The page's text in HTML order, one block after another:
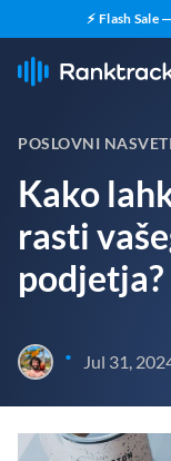
⚡ Flash
POSLOVNI
Kako
rasti
podjetja?
• Jul 31,